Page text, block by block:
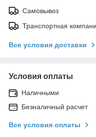
Самовывоз
Транспортная
Все условия доставки
Условия оплаты
Наличными
Безналичный расчет
Все условия оплаты